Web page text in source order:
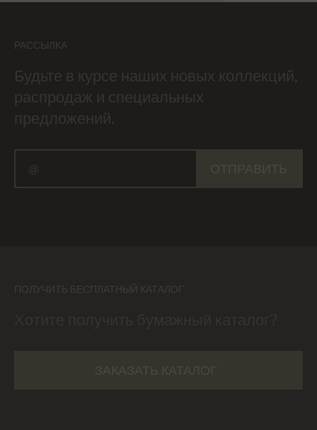
РАССЫЛКА
Будьте в курсе наших новых коллекций,
распродаж и специальных
предложений.
ПОЛУЧИТЬ БЕСПЛАТНЫЙ КАТАЛОГ